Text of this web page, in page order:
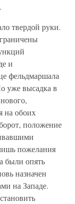
твердой руки.
и
фельдмаршала
уже высадка в
на обоих
положение
пожелания
были опять
назначен
на Западе.